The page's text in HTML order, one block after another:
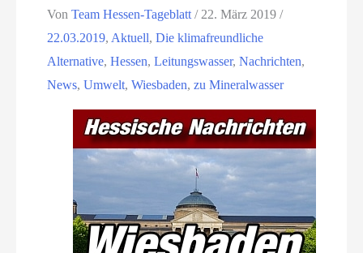
VonTeam Hessen-Tageblatt/ 22. März 2019/
22.03.2019, Aktuell,Die klimafreundliche
Alternative,Hessen,Leitungswasser,Nachrichten,
News,Umwelt,Wiesbaden,zu Mineralwasser